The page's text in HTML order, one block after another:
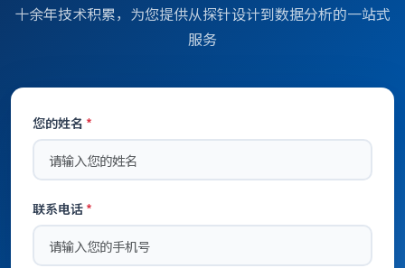
十余年技术积累，为您提供从探针设计到数据分析的一站式
服务
您的姓名 *
联系电话 *